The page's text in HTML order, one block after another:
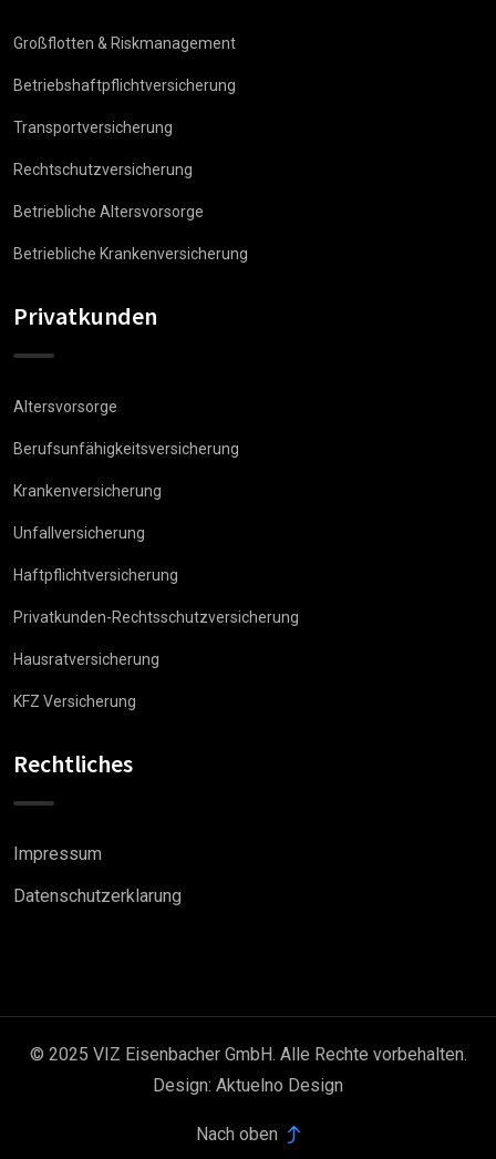
Großflotten & Riskmanagement
Betriebshaftpflichtversicherung
Transportversicherung
Rechtschutzversicherung
Betriebliche Altersvorsorge
Betriebliche Krankenversicherung
Privatkunden
Altersvorsorge
Berufsunfähigkeitsversicherung
Krankenversicherung
Unfallversicherung
Haftpflichtversicherung
Privatkunden-Rechtsschutzversicherung
Hausratversicherung
KFZ Versicherung
Rechtliches
Impressum
Datenschutzerklarung
© 2025 VIZ Eisenbacher GmbH. Alle Rechte vorbehalten.
Design: Aktuelno Design
Nach oben